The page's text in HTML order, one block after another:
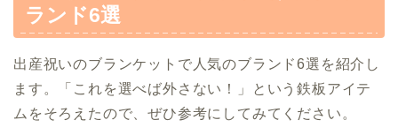
ランド6選
出産祝いのブランケットで人気のブランド6選を紹介し
ます。「これを選べば外さない！」という鉄板アイテ
ムをそろえたので、ぜひ参考にしてみてください。